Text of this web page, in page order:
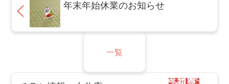
年末年始休業のお知らせ
一覧